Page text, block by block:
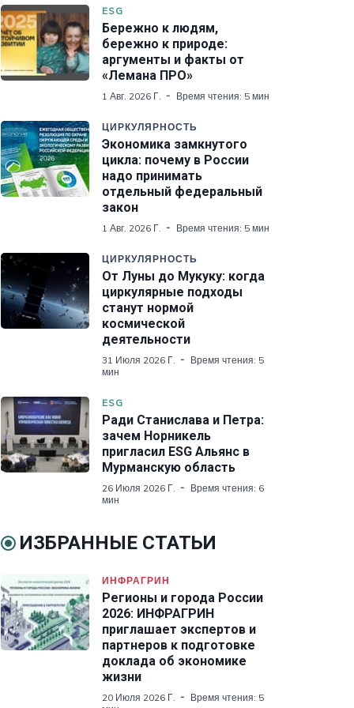
ESG
Бережно к людям,
бережно к природе:
аргументы и факты от
«Лемана ПРО»
1 Авг. 2026 Г. Время чтения: 5 мин
ЦИРКУЛЯРНОСТЬ
Экономика замкнутого
цикла: почему в России
надо принимать
отдельный федеральный
закон
1 Авг. 2026 Г. Время чтения: 5 мин
ЦИРКУЛЯРНОСТЬ
От Луны до Мукуку: когда
циркулярные подходы
станут нормой
космической
деятельности
31 Июля 2026 Г.
Время чтения: 5
мин
ESG
Ради Станислава и Петра:
зачем Норникель
пригласил ESG Альянс в
Мурманскую область
26 Июля 2026 Г.
Время чтения: 6
мин
ИЗБРАННЫЕ СТАТЬИ
ИНФРАГРИН
Регионы и города России
2026: ИНФРАГРИН
приглашает экспертов и
партнеров к подготовке
доклада об экономике
жизни
20 Июля 2026 Г.
Время чтения: 5